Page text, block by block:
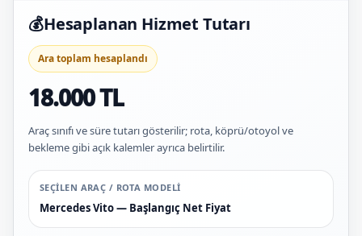
💰Hesaplanan Hizmet Tutarı
Ara toplam hesaplandı
18.000 TL
Araç sınıfı ve süre tutarı gösterilir; rota, köprü/otoyol ve
bekleme gibi açık kalemler ayrıca belirtilir.
SEÇILEN ARAÇ / ROTA MODELI
Mercedes Vito — Başlangıç Net Fiyat